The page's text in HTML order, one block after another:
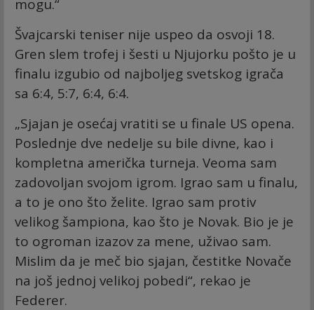
mogu.“
Švajcarski teniser nije uspeo da osvoji 18.
Gren slem trofej i šesti u Njujorku pošto je u
finalu izgubio od najboljeg svetskog igrača
sa 6:4, 5:7, 6:4, 6:4.
„Sjajan je osećaj vratiti se u finale US opena.
Poslednje dve nedelje su bile divne, kao i
kompletna američka turneja. Veoma sam
zadovoljan svojom igrom. Igrao sam u finalu,
a to je ono što želite. Igrao sam protiv
velikog šampiona, kao što je Novak. Bio je je
to ogroman izazov za mene, uživao sam.
Mislim da je meč bio sjajan, čestitke Novače
na još jednoj velikoj pobedi“, rekao je
Federer.